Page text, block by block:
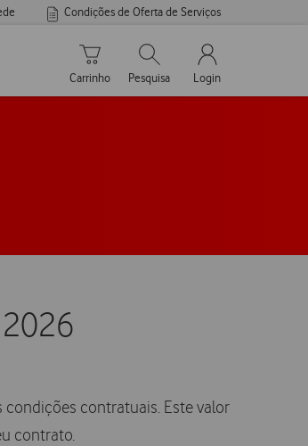
Condições de Oferta de Serviços
Carrinho de compras
Carrinho
Pesquisar
Pesquisa
My Vodafone
Login
condições contratuais. Este valor
contrato.